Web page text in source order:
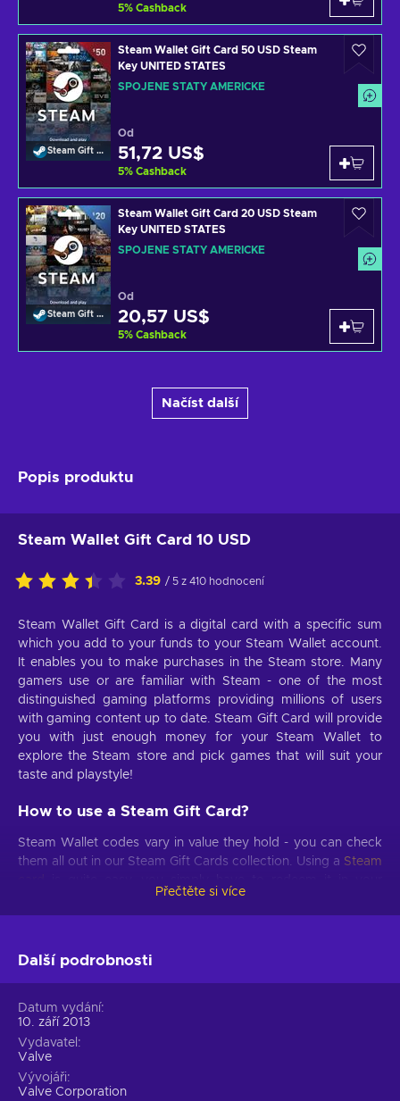
5% Cashback
Steam Gift Card
Steam Wallet Gift Card 50 USD Steam
Key UNITED STATES
SPOJENÉ STÁTY AMERICKÉ
Od
51,72 US$
5% Cashback
Steam Gift Card
Steam Wallet Gift Card 20 USD Steam
Key UNITED STATES
SPOJENÉ STÁTY AMERICKÉ
Od
20,57 US$
5% Cashback
Načíst další
Popis produktu
Steam Wallet Gift Card 10 USD
3.39 / 5 z 410 hodnocení
Steam Wallet Gift Card is a digital card with a specific sum
which you add to your funds to your Steam Wallet account.
It enables you to make purchases in the Steam store. Many
gamers use or are familiar with Steam - one of the most
distinguished gaming platforms providing millions of users
with gaming content up to date. Steam Gift Card will provide
you with just enough money for your Steam Wallet to
explore the Steam store and pick games that will suit your
taste and playstyle!
How to use a Steam Gift Card?
Steam Wallet codes vary in value they hold - you can check
them all out in our Steam Gift Cards collection. Using a Steam
Steam account, following just a few quick steps provided
below. Once you activate a Steam digital gift card in your
Wallet directly and after just a few moments you can use
choice!
What is the value of Steam Gift Card?
Apart from being a convenient method of adding funds to
your Steam Wallet account, Steam gift card codes can be
Přečtěte si více
Další podrobnosti
Datum vydání
10. září 2013
Vydavatel
Valve
Vývojáři
Valve Corporation